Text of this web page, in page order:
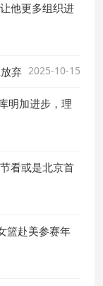
他更多组织进
弃 2025-10-15
明加进步，理
看或是北京首
篮赴美参赛年